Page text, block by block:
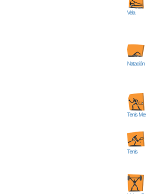
Vela
Natación
Tenis
Tenis